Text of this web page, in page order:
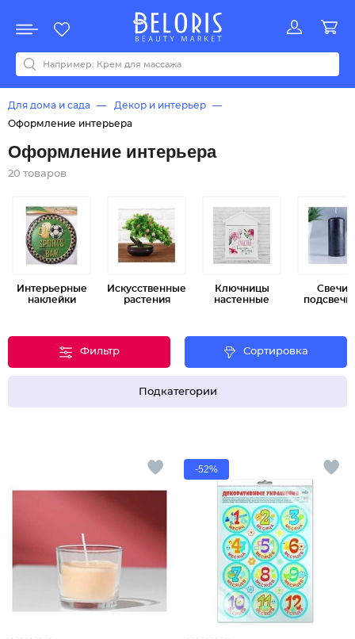
Акции
Все бренды
0-9ABCDEFGHIJKLMNOPQRSTUVWYZАБВДЗИМОКЛНПРСТУФ
Для дома и сада
Декор и интерьер
Оформление интерьера
Оформление интерьера
20 товаров
Интерьерные
наклейки
Искусственные
растения
Ключницы
настенные
Свечи
Фильтр Сортировка
Подкатегории
-52%